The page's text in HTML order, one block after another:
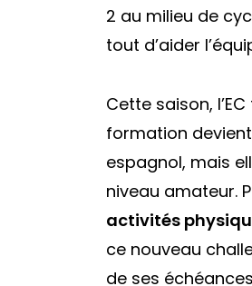
2 au milieu de
tout d’aider
Cette saison,
formation
espagnol, mais
niveau amateur.
activités
ce nouveau
de ses